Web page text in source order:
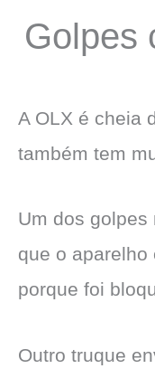
Golpes
A OLX é cheia
também tem
Um dos
que o
porque foi
Outro truque